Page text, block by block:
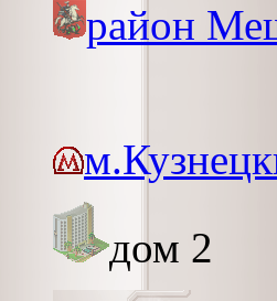
район
дом 2